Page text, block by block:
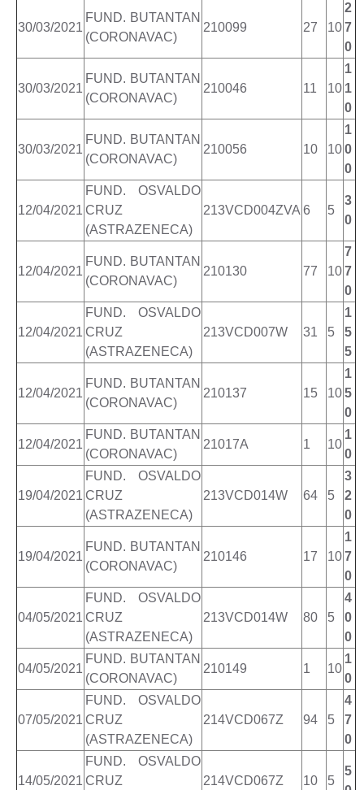
30/03/2021
FUND. BUTANTAN
(CORONAVAC)
210099 27 10
2
7
0
30/03/2021
FUND. BUTANTAN
(CORONAVAC)
210046 11 10
1
1
0
30/03/2021
FUND. BUTANTAN
(CORONAVAC)
210056 10 10
1
0
0
12/04/2021
FUND. OSVALDO
CRUZ
(ASTRAZENECA)
213VCD004ZVA 6 5
3
0
12/04/2021
FUND. BUTANTAN
(CORONAVAC)
210130 77 10
7
7
0
12/04/2021
FUND. OSVALDO
CRUZ
(ASTRAZENECA)
213VCD007W 31 5
1
5
5
12/04/2021
FUND. BUTANTAN
(CORONAVAC)
210137 15 10
1
5
0
12/04/2021
FUND. BUTANTAN
(CORONAVAC)
21017A 1 10
1
0
19/04/2021
FUND. OSVALDO
CRUZ
(ASTRAZENECA)
213VCD014W 64 5
3
2
0
19/04/2021
FUND. BUTANTAN
(CORONAVAC)
210146 17 10
1
7
0
04/05/2021
FUND. OSVALDO
CRUZ
(ASTRAZENECA)
213VCD014W 80 5
4
0
0
04/05/2021
FUND. BUTANTAN
(CORONAVAC)
210149 1 10
1
0
07/05/2021
FUND. OSVALDO
CRUZ
(ASTRAZENECA)
214VCD067Z 94 5
4
7
0
14/05/2021
FUND. OSVALDO
CRUZ
214VCD067Z 10 5
5